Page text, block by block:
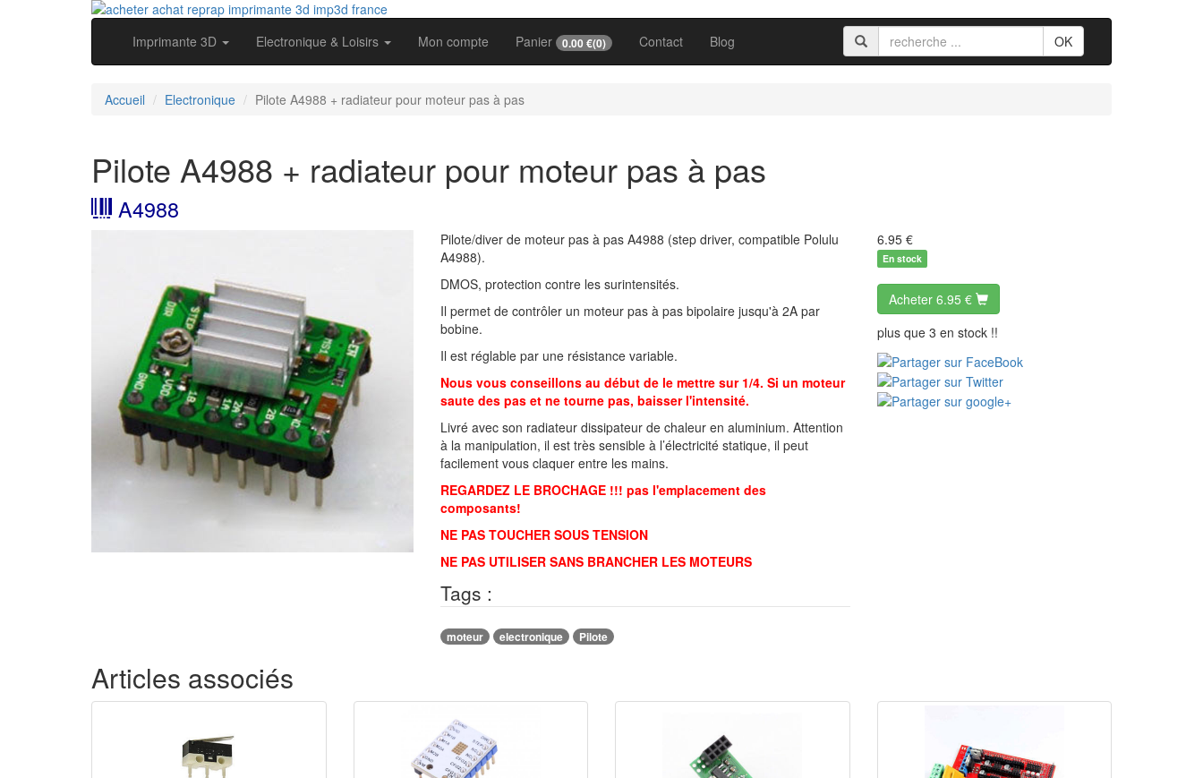
Imprimante 3D Electronique & Loisirs Mon compte Panier 0.00 €(0) Contact Blog OK
Accueil Electronique Pilote A4988 + radiateur pour moteur pas à pas
Pilote A4988 + radiateur pour moteur pas à pas
A4988
Pilote/diver de moteur pas à pas A4988 (step driver, compatible Polulu
A4988).
DMOS, protection contre les surintensités.
Il permet de contrôler un moteur pas à pas bipolaire jusqu'à 2A par
bobine.
Il est réglable par une résistance variable.
Nous vous conseillons au début de le mettre sur 1/4. Si un moteur
saute des pas et ne tourne pas, baisser l'intensité.
Livré avec son radiateur dissipateur de chaleur en aluminium. Attention
à la manipulation, il est très sensible à l’électricité statique, il peut
facilement vous claquer entre les mains.
REGARDEZ LE BROCHAGE !!! pas l'emplacement des
composants!
NE PAS TOUCHER SOUS TENSION
NE PAS UTILISER SANS BRANCHER LES MOTEURS
Tags :
moteur electronique Pilote
6.95 €
En stock
Acheter 6.95 €
plus que 3 en stock !!
Articles associés